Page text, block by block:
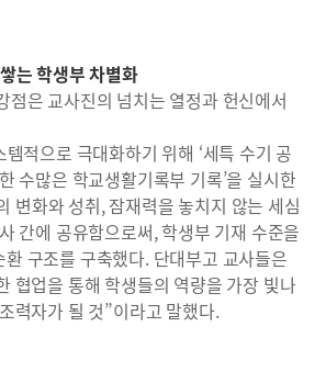
는 학생부 차별화
점은 교사진의 넘치는 열정과 헌신에서
적으로 극대화하기 위해 ‘세특 수기 공
수많은 학교생활기록부 기록’을 실시한
변화와 성취, 잠재력을 놓치지 않는 세심
간에 공유함으로써, 학생부 기재 수준을
구조를 구축했다. 단대부고 교사들은
협업을 통해 학생들의 역량을 가장 빛나
력자가 될 것”이라고 말했다.